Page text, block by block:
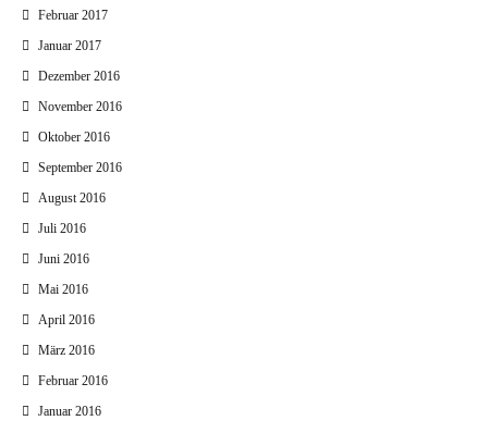
Februar 2017
Januar 2017
Dezember 2016
November 2016
Oktober 2016
September 2016
August 2016
Juli 2016
Juni 2016
Mai 2016
April 2016
März 2016
Februar 2016
Januar 2016